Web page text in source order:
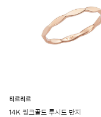
티르리르
14K 핑크골드 루시드 반지